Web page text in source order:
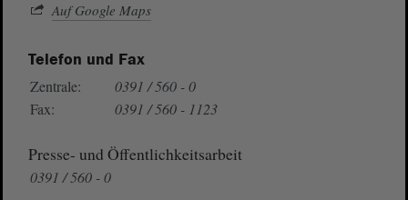
Auf Google Maps
Telefon und Fax
Zentrale:
0391 / 560 - 0
Fax:
0391 / 560 - 1123
Presse- und Öffentlichkeitsarbeit
0391 / 560 - 0